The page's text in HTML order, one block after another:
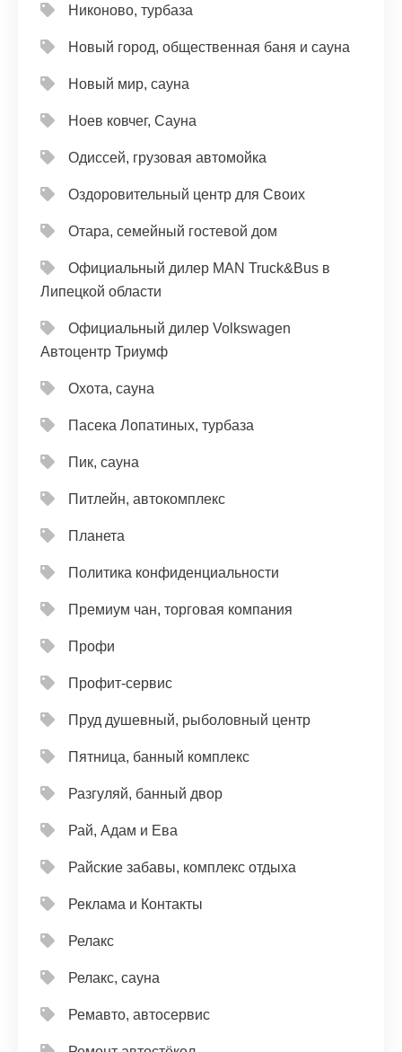
Никоново, турбаза
Новый город, общественная баня и сауна
Новый мир, сауна
Ноев ковчег, Сауна
Одиссей, грузовая автомойка
Оздоровительный центр для Своих
Отара, семейный гостевой дом
Официальный дилер MAN Truck&Bus в
Липецкой области
Официальный дилер Volkswagen
Автоцентр Триумф
Охота, сауна
Пасека Лопатиных, турбаза
Пик, сауна
Питлейн, автокомплекс
Планета
Политика конфиденциальности
Премиум чан, торговая компания
Профи
Профит-сервис
Пруд душевный, рыболовный центр
Пятница, банный комплекс
Разгуляй, банный двор
Рай, Адам и Ева
Райские забавы, комплекс отдыха
Реклама и Контакты
Релакс
Релакс, сауна
Ремавто, автосервис